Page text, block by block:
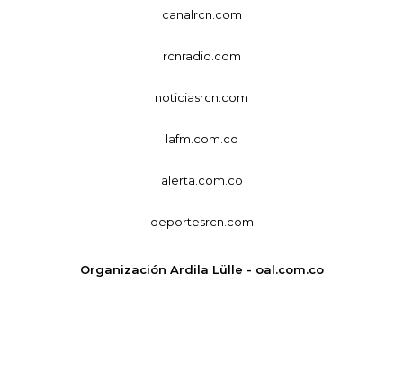
canalrcn.com
rcnradio.com
noticiasrcn.com
lafm.com.co
alerta.com.co
deportesrcn.com
Organización Ardila Lülle - oal.com.co